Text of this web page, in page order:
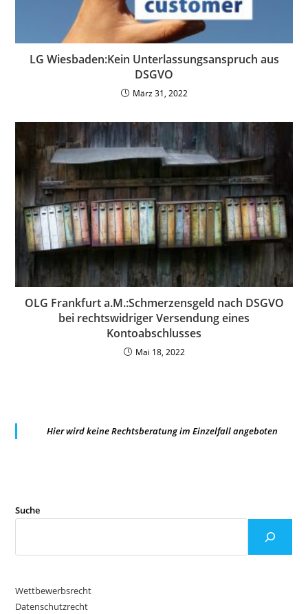
LG Wiesbaden:Kein Unterlassungsanspruch aus
DSGVO
März 31, 2022
OLG Frankfurt a.M.:Schmerzensgeld nach DSGVO
bei rechtswidriger Versendung eines
Kontoabschlusses
Mai 18, 2022
Hier wird keine Rechtsberatung im Einzelfall angeboten
Suche
Wettbewerbsrecht
Datenschutzrecht